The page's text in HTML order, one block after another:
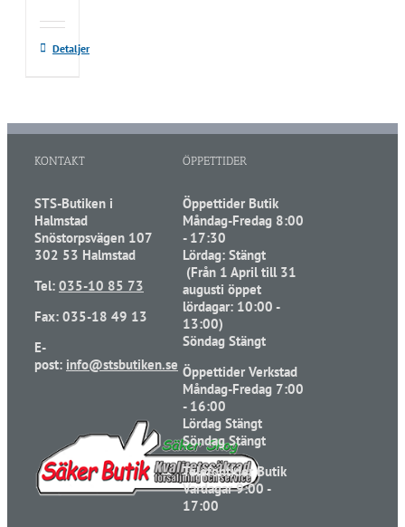
Detaljer
KONTAKT
STS-Butiken i
Halmstad
Snöstorpsvägen 107
302 53 Halmstad
Tel: 035-10 85 73
Fax: 035-18 49 13
E-
post: info@stsbutiken.se
ÖPPETTIDER
Öppettider Butik
Måndag-Fredag 8:00
- 17:30
Lördag: Stängt
(Från 1 April till 31
augusti öppet
lördagar: 10:00 -
13:00)
Söndag Stängt
Öppettider Verkstad
Måndag-Fredag 7:00
- 16:00
Lördag Stängt
Söndag Stängt
Telefontider Butik
Vardagar 9:00 -
17:00